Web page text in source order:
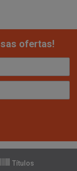
ofertas!
Títulos